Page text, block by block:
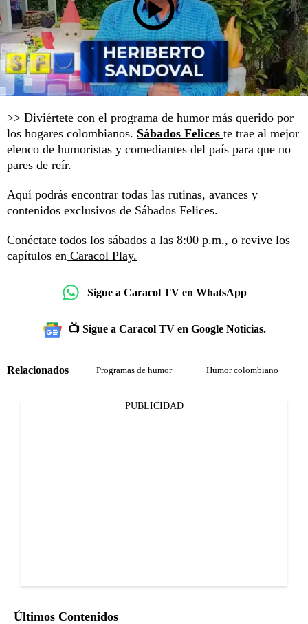
>> Diviértete con el programa de humor más querido por
los hogares colombianos. Sábados Felices te trae al mejor
elenco de humoristas y comediantes del país para que no
pares de reír.
Aquí podrás encontrar todas las rutinas, avances y
contenidos exclusivos de Sábados Felices.
Conéctate todos los sábados a las 8:00 p.m., o revive los
capítulos en Caracol Play.
Sigue a Caracol TV en WhatsApp
📺 Sigue a Caracol TV en Google Noticias.
Relacionados Programas de humor Humor colombiano
PUBLICIDAD
Últimos Contenidos